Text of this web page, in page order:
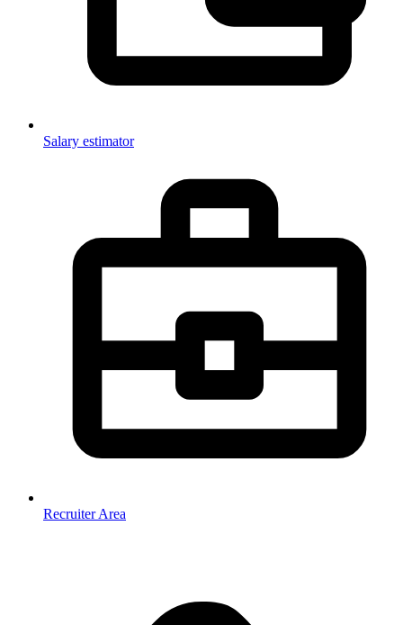
Salary estimator
Recruiter Area